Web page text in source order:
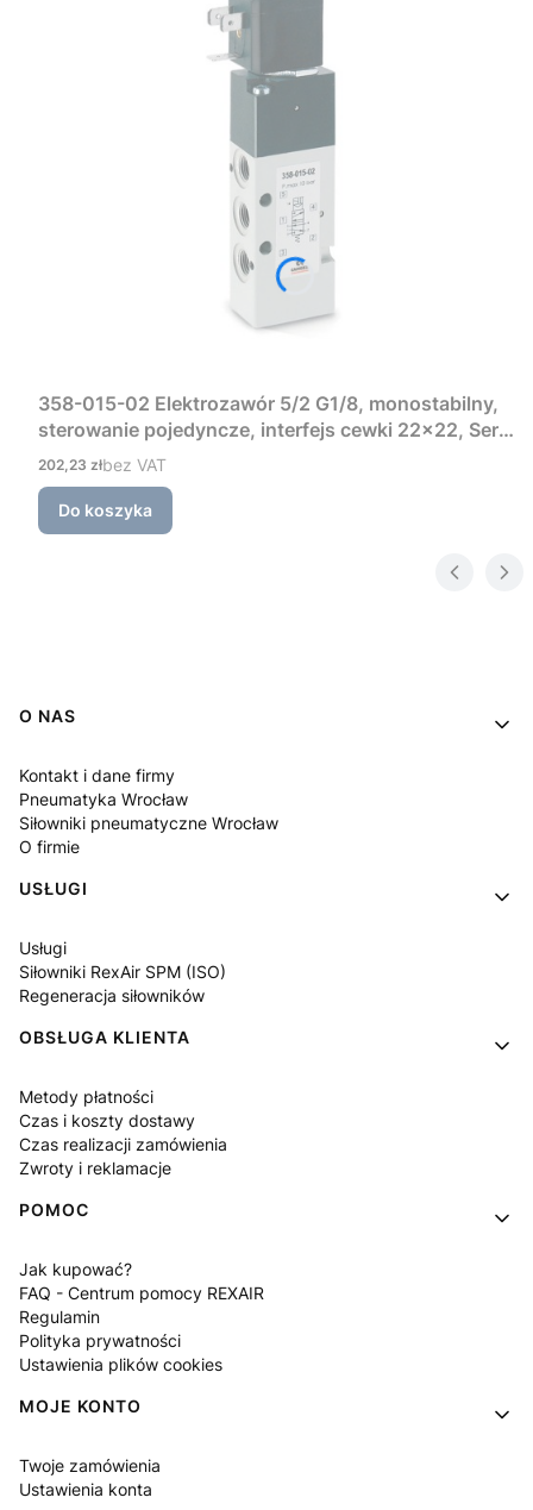
358-015-02 Elektrozawór 5/2 G1/8, monostabilny,
sterowanie pojedyncze, interfejs cewki 22×22, Seria
3 Camozzi
Cena
202,23 złbez VAT
Do koszyka
Linki w stopce
O NAS
Kontakt i dane firmy
Pneumatyka Wrocław
Siłowniki pneumatyczne Wrocław
O firmie
USŁUGI
Usługi
Siłowniki RexAir SPM (ISO)
Regeneracja siłowników
OBSŁUGA KLIENTA
Metody płatności
Czas i koszty dostawy
Czas realizacji zamówienia
Zwroty i reklamacje
POMOC
Jak kupować?
FAQ - Centrum pomocy REXAIR
Regulamin
Polityka prywatności
Ustawienia plików cookies
MOJE KONTO
Twoje zamówienia
Ustawienia konta